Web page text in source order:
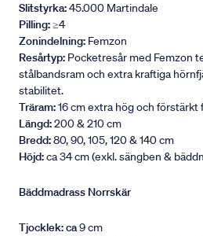
Slitstyrka:45.000 Martindale
Pilling:≥4
Zonindelning: Femzon
Resårtyp: Pocketresår med Femzon
stålbandsram och extra kraftiga
stabilitet.
Träram:16 cm extra hög och förstärkt
Längd:200 & 210 cm
Bredd:80, 90, 105, 120 & 140 cm
Höjd:ca 34 cm (exkl. sängben &
Bäddmadrass Norrskär
Tjocklek: ca9 cm